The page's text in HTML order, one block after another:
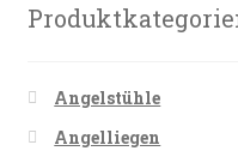
Angelstühle
Angelliegen